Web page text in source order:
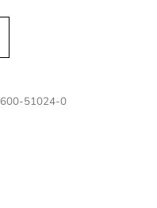
600-51024-0